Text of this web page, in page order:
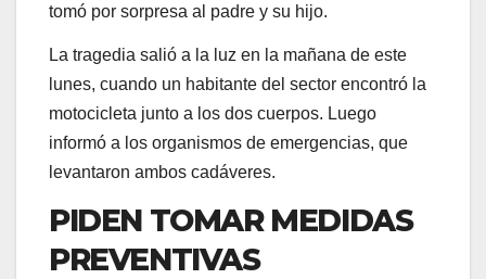
tomó por sorpresa al padre y su hijo.
La tragedia salió a la luz en la mañana de este
lunes, cuando un habitante del sector encontró la
motocicleta junto a los dos cuerpos. Luego
informó a los organismos de emergencias, que
levantaron ambos cadáveres.
PIDEN TOMAR MEDIDAS
PREVENTIVAS